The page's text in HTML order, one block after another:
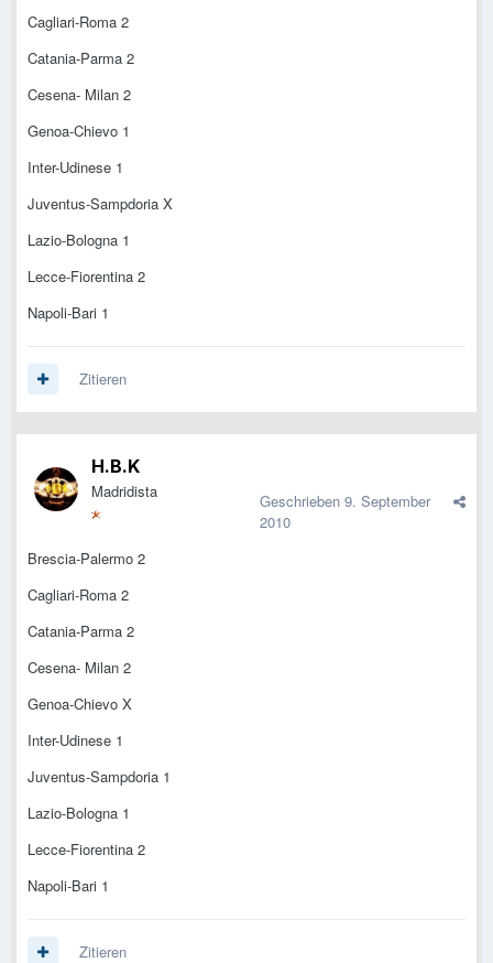
Cagliari-Roma 2
Catania-Parma 2
Cesena- Milan 2
Genoa-Chievo 1
Inter-Udinese 1
Juventus-Sampdoria X
Lazio-Bologna 1
Lecce-Fiorentina 2
Napoli-Bari 1
Zitieren
H.B.K
Madridista Geschrieben 9. September
2010
Brescia-Palermo 2
Cagliari-Roma 2
Catania-Parma 2
Cesena- Milan 2
Genoa-Chievo X
Inter-Udinese 1
Juventus-Sampdoria 1
Lazio-Bologna 1
Lecce-Fiorentina 2
Napoli-Bari 1
Zitieren